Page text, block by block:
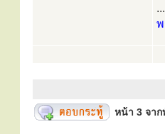
หน้า 3 จาก